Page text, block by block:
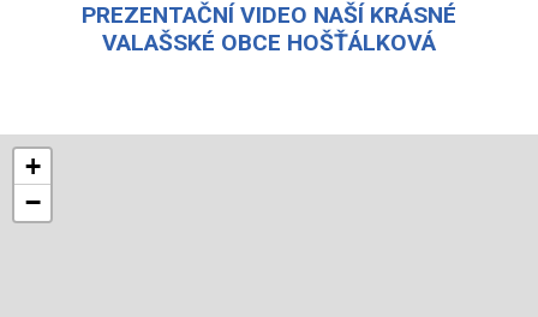
PREZENTAČNÍ VIDEO NAŠÍ KRÁSNÉ
VALAŠSKÉ OBCE HOŠŤÁLKOVÁ
+
−